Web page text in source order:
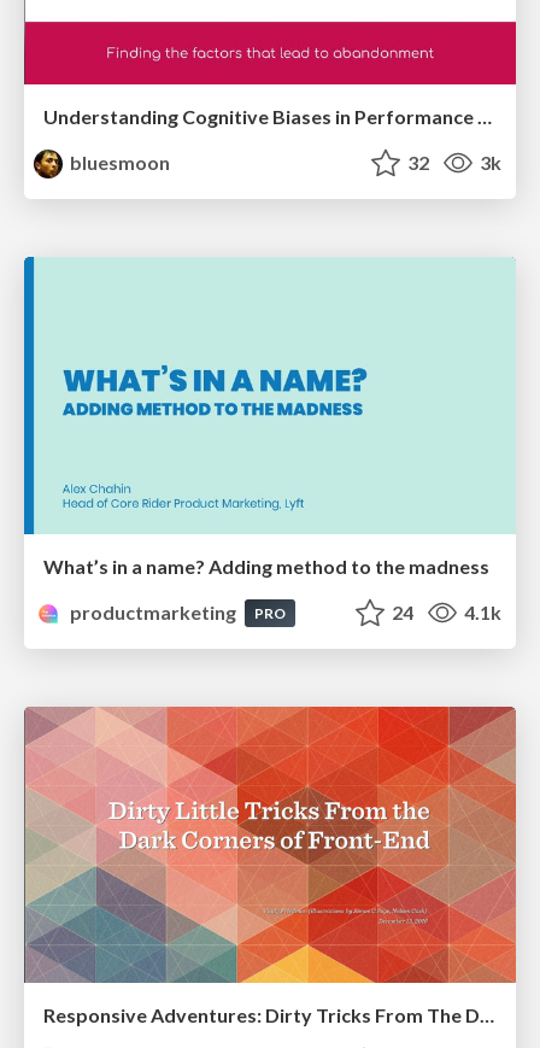
Understanding Cognitive Biases in Performance Measurement
bluesmoon
32 3k
What’s in a name? Adding method to the madness
productmarketing
PRO 24 4.1k
Responsive Adventures: Dirty Tricks From The Dark Corners of Front-End